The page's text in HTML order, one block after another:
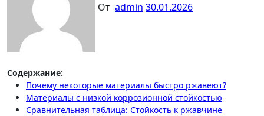
От admin 30.01.2026
Содержание:
Почему некоторые материалы быстро ржавеют?
Материалы с низкой коррозионной стойкостью
Сравнительная таблица: Стойкость к ржавчине